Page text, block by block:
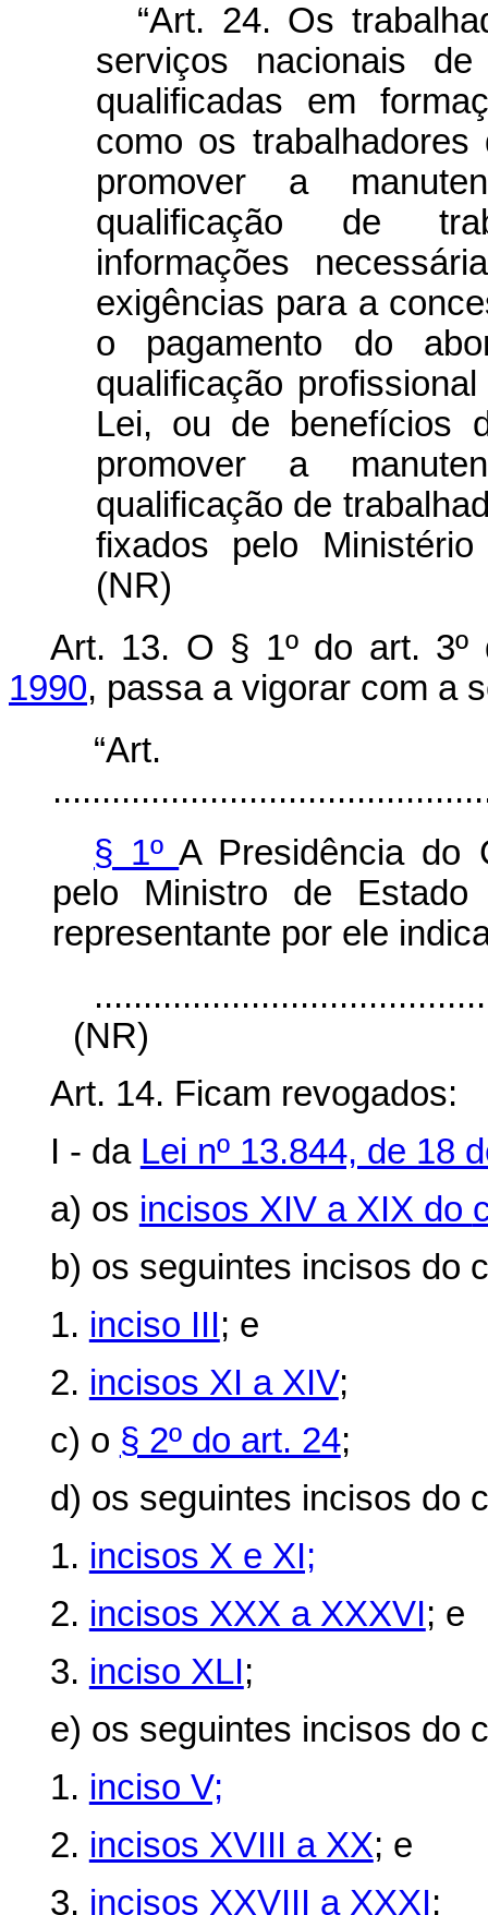
“Art. 24. Os
serviços nacionais
qualificadas em
como os
promover a
qualificação de
informações
exigências para a
o pagamento do
qualificação
Lei, ou de benefícios
promover a
qualificação de
fixados pelo
(NR)
Art. 13. O § 1º do art.
1990, passa a vigorar com a
§ 1ºA Presidência do
pelo Ministro de
representante por ele
(NR)
Art. 14. Ficam revogados:
I - da Lei nº 13.844, de 18
a) os incisos XIV a XIX do
b) os seguintes incisos do
1. inciso III; e
2. incisos XI a XIV;
c) o § 2º do art. 24;
d) os seguintes incisos do
1. incisos X e XI;
2. incisos XXX a XXXVI; e
3. inciso XLI;
e) os seguintes incisos do
1. inciso V;
2. incisos XVIII a XX; e
3. incisos XXVIII a XXXI;